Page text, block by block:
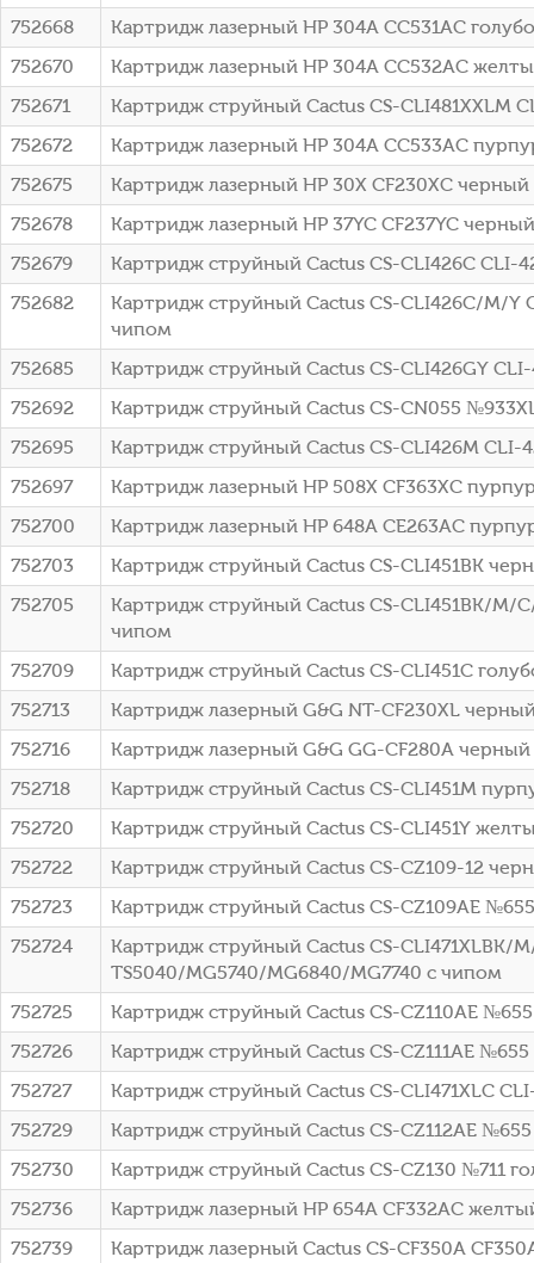
752668
Картридж лазерный HP 304A CC531AC
752670
Картридж лазерный HP 304A CC532AC
752671
Картридж струйный Cactus CS-CLI481XXLM
752672
Картридж лазерный HP 304A CC533AC
752675
Картридж лазерный HP 30X CF230XC черный
752678
Картридж лазерный HP 37YC CF237YC
752679
Картридж струйный Cactus CS-CLI426C CLI-
752682
Картридж струйный Cactus CS-CLI426C/M/
чипом
752685
Картридж струйный Cactus CS-CLI426GY
752692
Картридж струйный Cactus CS-CN055
752695
Картридж струйный Cactus CS-CLI426M
752697
Картридж лазерный HP 508X CF363XC
752700
Картридж лазерный HP 648A CE263AC
752703
Картридж струйный Cactus CS-CLI451BK
752705
Картридж струйный Cactus CS-CLI451BK/
чипом
752709
Картридж струйный Cactus CS-CLI451C
752713
Картридж лазерный G&G NT-CF230XL
752716
Картридж лазерный G&G GG-CF280A
752718
Картридж струйный Cactus CS-CLI451M
752720
Картридж струйный Cactus CS-CLI451Y
752722
Картридж струйный Cactus CS-CZ109-12
752723
Картридж струйный Cactus CS-CZ109AE
752724
Картридж струйный Cactus CS-
TS5040/MG5740/MG6840/MG7740 с чипом
752725
Картридж струйный Cactus CS-CZ110AE
752726
Картридж струйный Cactus CS-CZ111AE
752727
Картридж струйный Cactus CS-CLI471XLC
752729
Картридж струйный Cactus CS-CZ112AE
752730
Картридж струйный Cactus CS-CZ130 №711
752736
Картридж лазерный HP 654A CF332AC
752739
Картридж лазерный Cactus CS-CF350A